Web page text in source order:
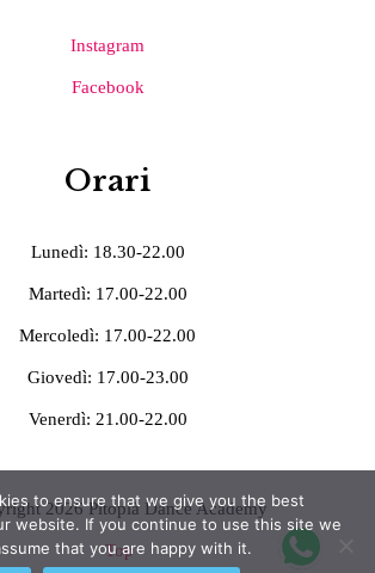
Instagram
Facebook
Orari
Lunedì: 18.30-22.00
Martedì: 17.00-22.00
Mercoledì: 17.00-22.00
Giovedì: 17.00-23.00
Venerdì: 21.00-22.00
2026 Pitoplà Dance Academy
Top
to ensure that we give you the best
website. If you continue to use this site we
that you are happy with it.